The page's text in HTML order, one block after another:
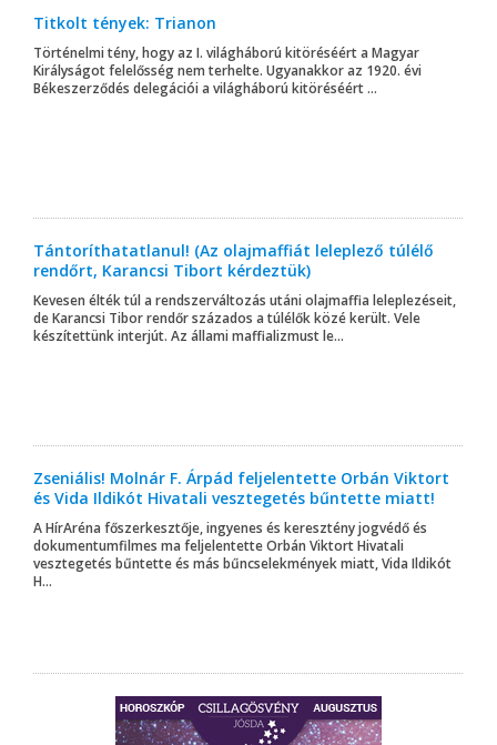
Titkolt tények: Trianon
Történelmi tény, hogy az I. világháború kitöréséért a Magyar
Királyságot felelősség nem terhelte. Ugyanakkor az 1920. évi
Békeszerződés delegációi a világháború kitöréséért ...
Tántoríthatatlanul! (Az olajmaffiát leleplező túlélő
rendőrt, Karancsi Tibort kérdeztük)
Kevesen élték túl a rendszerváltozás utáni olajmaffia leleplezéseit,
de Karancsi Tibor rendőr százados a túlélők közé került. Vele
készítettünk interjút. Az állami maffializmust le...
Zseniális! Molnár F. Árpád feljelentette Orbán Viktort
és Vida Ildikót Hivatali vesztegetés bűntette miatt!
A HírAréna főszerkesztője, ingyenes és keresztény jogvédő és
dokumentumfilmes ma feljelentette Orbán Viktort Hivatali
vesztegetés bűntette és más bűncselekmények miatt, Vida Ildikót
H...